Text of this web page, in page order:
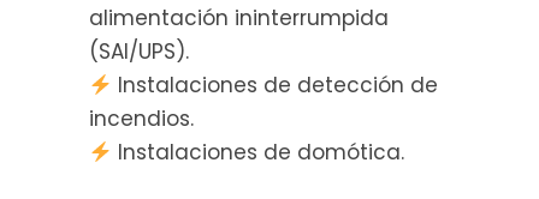
alimentación ininterrumpida
(SAI/UPS).
Instalaciones de detección de
incendios.
Instalaciones de domótica.